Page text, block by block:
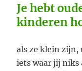
Je hebt
kinderen
als ze klein zijn,
iets waar jij niks